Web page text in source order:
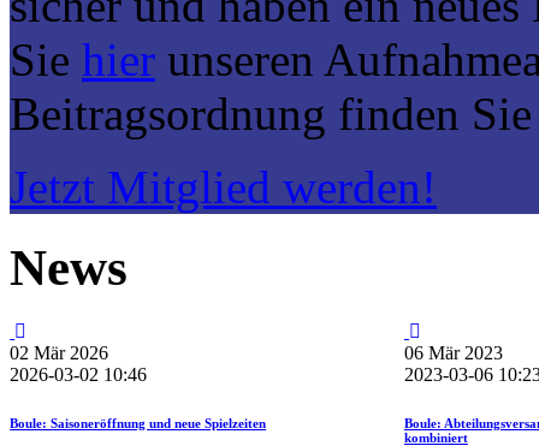
Sie hier unseren
Beitragsordnung finden
Jetzt Mitglied werden!
News
02 Mär 2026
2026-03-02 10:46
Boule: Saisoneröffnung und neue Spielzeiten
06 Mär 2023
2023-03-06
Boule:
kombiniert